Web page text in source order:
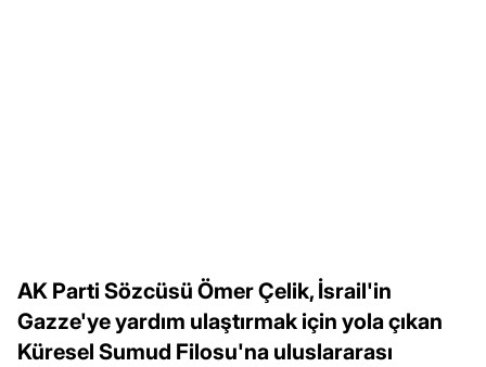
AK Parti Sözcüsü Ömer Çelik, İsrail'in
Gazze'ye yardım ulaştırmak için yola çıkan
Küresel Sumud Filosu'na uluslararası